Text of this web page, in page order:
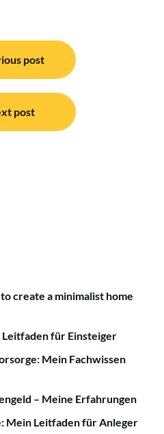
post
post
create a minimalist home
Leitfaden für Einsteiger
Mein Fachwissen
– Meine Erfahrungen
Mein Leitfaden für Anleger